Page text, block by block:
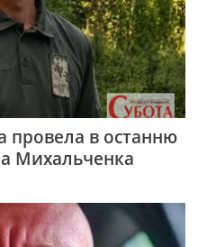
провела в останню
Михальченка